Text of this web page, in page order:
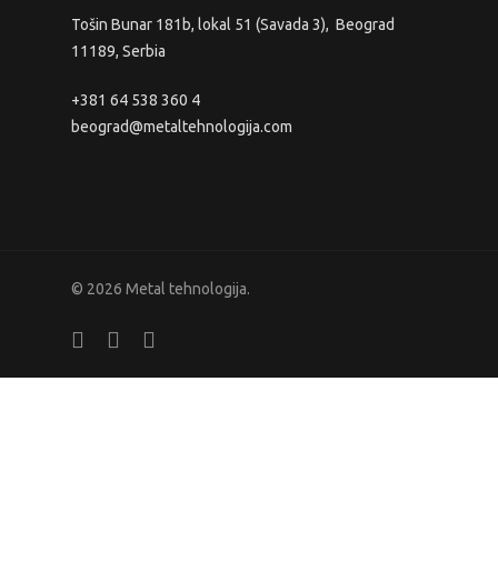
Tošin Bunar 181b, lokal 51 (Savada 3), Beograd
11189, Serbia
+381 64 538 360 4
beograd@metaltehnologija.com
© 2026 Metal tehnologija.